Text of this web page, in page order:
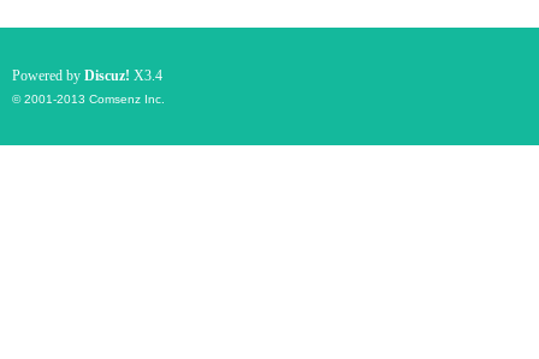
Powered by Discuz! X3.4
© 2001-2013 Comsenz Inc.